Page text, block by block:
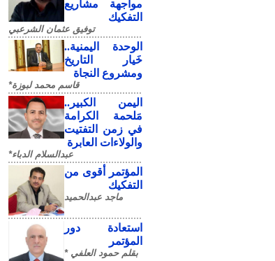
مواجهة مشاريع
التفكيك
توفيق عثمان الشرعبي
الوحدة اليمنية..
خَيار التاريخ
ومشروع النجاة
قاسم محمد لبوزة*
​اليمن الكبير..
مَلحمة الكرامة
في زمن التفتيت
والولاءات العابرة
عبدالسلام الدباء*
المؤتمر أقوى من
التفكيك
ماجد عبدالحميد
استعادة دور
المؤتمر
بقلم حمود العلفي *